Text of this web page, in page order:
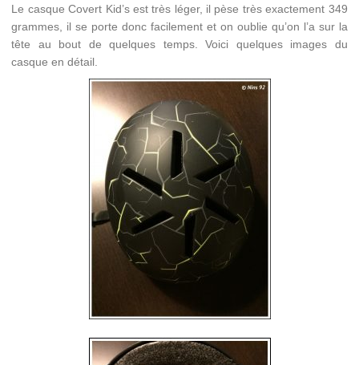
Le casque Covert Kid’s est très léger, il pèse très exactement 349
grammes, il se porte donc facilement et on oublie qu’on l’a sur la
tête au bout de quelques temps. Voici quelques images du
casque en détail.